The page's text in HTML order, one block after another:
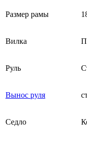
Размер рамы
Вилка
Руль
Вынос руля
Седло